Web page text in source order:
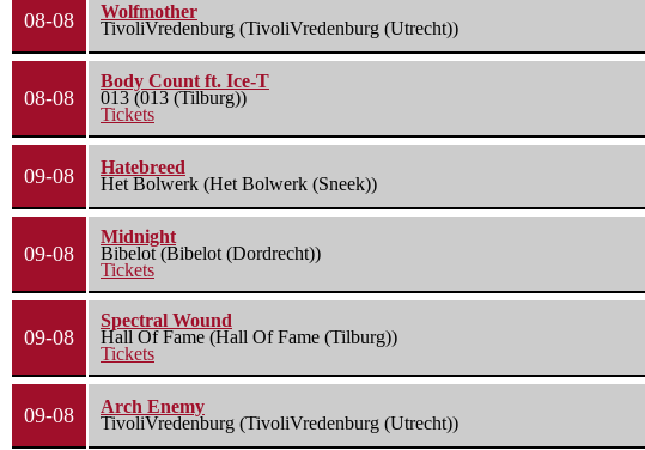
08-08
Wolfmother
TivoliVredenburg (TivoliVredenburg (Utrecht))
08-08
Body Count ft. Ice-T
013 (013 (Tilburg))
Tickets
09-08
Hatebreed
Het Bolwerk (Het Bolwerk (Sneek))
09-08
Midnight
Bibelot (Bibelot (Dordrecht))
Tickets
09-08
Spectral Wound
Hall Of Fame (Hall Of Fame (Tilburg))
Tickets
09-08
Arch Enemy
TivoliVredenburg (TivoliVredenburg (Utrecht))